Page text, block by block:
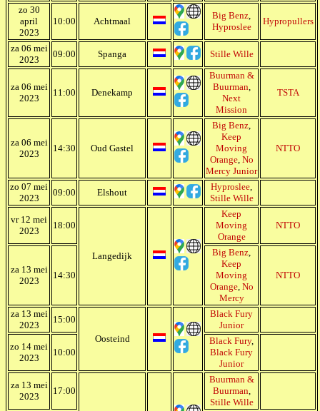
zo 30
april
2023
10:00 Achtmaal
Big Benz
Hyproslee
Hypropullers
za 06 mei
2023
09:00 Spanga Stille Wille
za 06 mei
2023
11:00 Denekamp
Buurman &
Buurman
Next
Mission
TSTA
za 06 mei
2023
14:30 Oud Gastel
Big Benz
Keep
Moving
Orange, No
Mercy Junior
NTTO
zo 07 mei
2023
09:00 Elshout
Hyproslee
Stille Wille
vr 12 mei
2023
18:00
Langedijk
Keep
Moving
Orange
NTTO
za 13 mei
2023
14:30
Big Benz
Keep
Moving
Orange, No
Mercy
NTTO
za 13 mei
2023
15:00
Oosteind
Black Fury
Junior
zo 14 mei
2023
10:00
Black Fury,
Black Fury
Junior
za 13 mei
2023
17:00
Buurman &
Buurman
Stille Wille